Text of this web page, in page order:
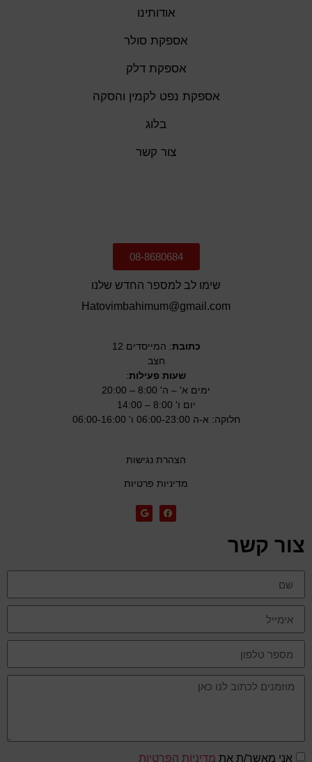
אודותינו
אספקת סולר
אספקת דלק
אספקת נפט לקמין והסקה
בלוג
צור קשר
08-8680684
שימו לב למספר החדש שלנו
Hatovimbahimum@gmail.com
כתובת: המייסדים 12
חצב
שעות פעילות:
ימים א' – ה' 8:00 – 20:00
יום ו' 8:00 – 14:00
חלוקה: א-ה 06:00-23:00 ו' 06:00-16:00
הצהרת נגישות
מדיניות פרטיות
צור קשר
אני מאשר/ת את מדיניות הפרטיות